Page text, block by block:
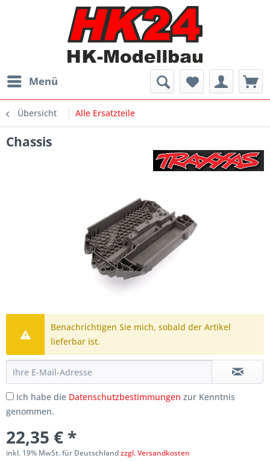
Menü
Übersicht Alle Ersatzteile
Chassis
Benachrichtigen Sie mich, sobald der Artikel
lieferbar ist.
Ich habe die Datenschutzbestimmungen zur Kenntnis
genommen.
22,35 € *
inkl. 19% MwSt. für Deutschlandzzgl. Versandkosten